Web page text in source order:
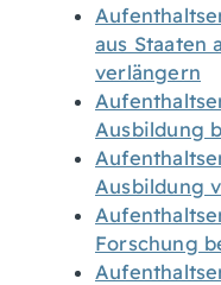
aus Staaten
verlängern
Ausbildung
Ausbildung
Forschung